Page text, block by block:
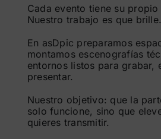
Cada evento tiene su propio
Nuestro trabajo es que brille.
En asDpic preparamos
montamos escenografías
entornos listos para grabar,
presentar.
Nuestro objetivo: que la
solo funcione, sino que
quieres transmitir.